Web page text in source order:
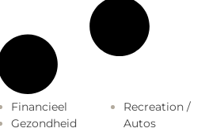
Financieel
Gezondheid
Recreation /
Autos